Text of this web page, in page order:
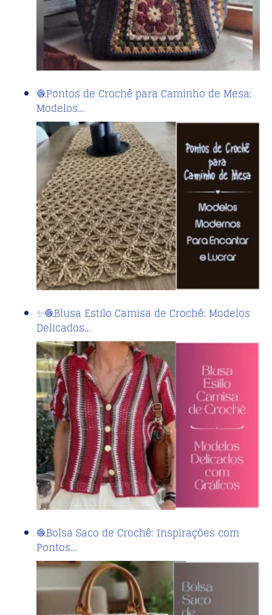
🧶Pontos de Crochê para Caminho de Mesa:
Modelos…
✨🧶Blusa Estilo Camisa de Crochê: Modelos
Delicados…
🧶Bolsa Saco de Crochê: Inspirações com
Pontos…